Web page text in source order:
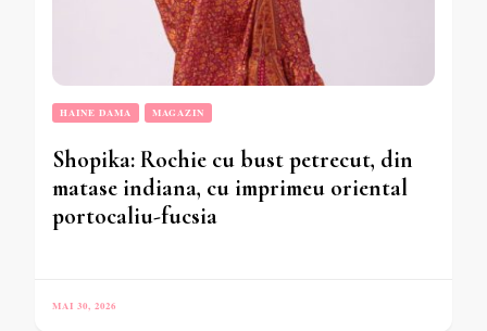
HAINE DAMA MAGAZIN
Shopika: Rochie cu bust petrecut, din
matase indiana, cu imprimeu oriental
portocaliu-fucsia
MAI 30, 2026